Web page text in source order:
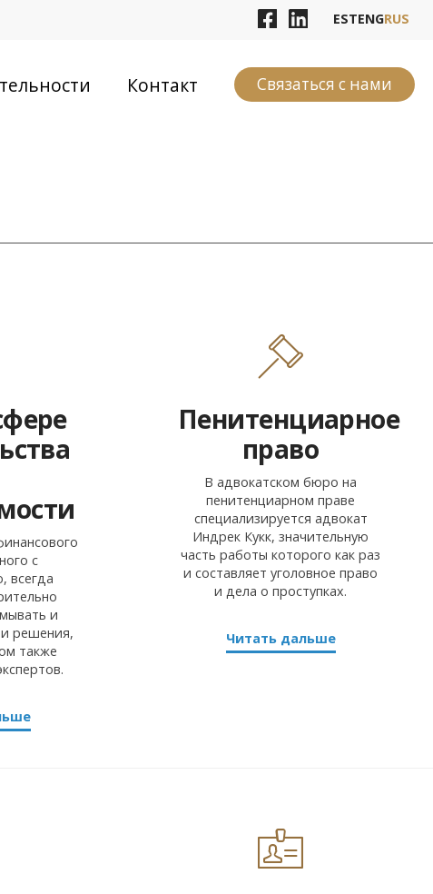
ESTENGRUS
Контакт Связаться с нами
с
всегда
и
решения,
также
Пенитенциарное
право
В адвокатском бюро на
пенитенциарном праве
специализируется адвокат
Индрек Кукк, значительную
часть работы которого как раз
и составляет уголовное право
и дела о проступках.
Читать дальше